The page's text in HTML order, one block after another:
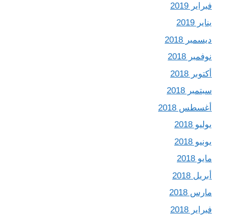
فبراير 2019
يناير 2019
ديسمبر 2018
نوفمبر 2018
أكتوبر 2018
سبتمبر 2018
أغسطس 2018
يوليو 2018
يونيو 2018
مايو 2018
أبريل 2018
مارس 2018
فبراير 2018